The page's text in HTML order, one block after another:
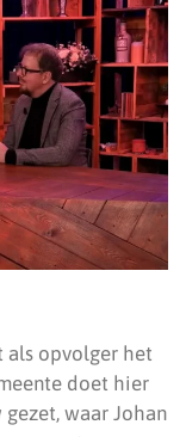
als opvolger het
doet hier
gezet, waar Johan